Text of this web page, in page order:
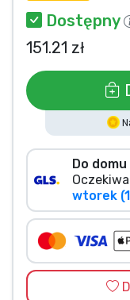
Dostępny
151.21 zł
Do
wtorek
Marki